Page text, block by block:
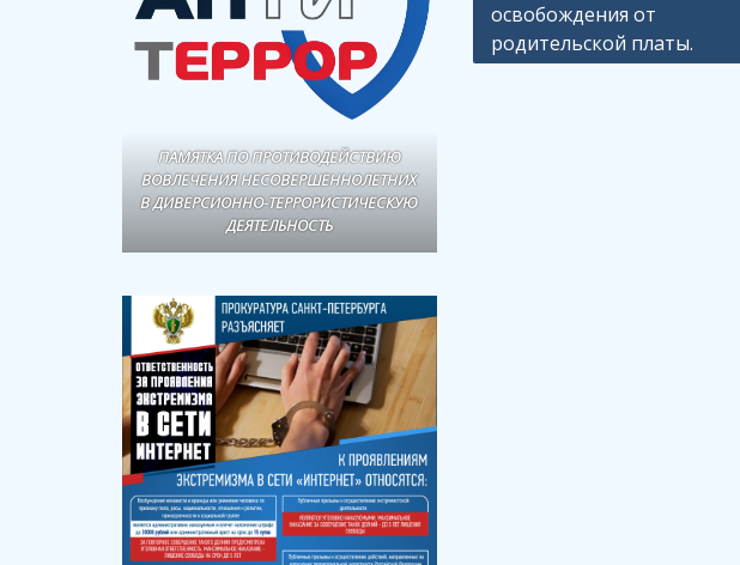
по
записям
освобождения от
родительской платы.
ПАМЯТКА ПО ПРОТИВОДЕЙСТВИЮ
ВОВЛЕЧЕНИЯ НЕСОВЕРШЕННОЛЕТНИХ
В ДИВЕРСИОННО-ТЕРРОРИСТИЧЕСКУЮ
ДЕЯТЕЛЬНОСТЬ